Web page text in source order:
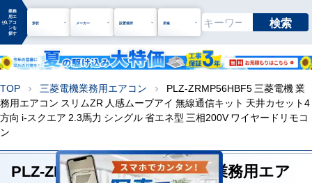
manage_search
業務
用エ
アコ
ンを
探す
形状 メーカー 設置場所 用途 検索
TOP chevron_right 三菱電機業務用エアコン chevron_right
PLZ-ZRMP56HBF5 三菱電機 業
務用エアコン スリムZR 人感ムーブアイ 無線通信キット 天井カセット4
方向 i-スクエア 2.3馬力 シングル 省エネ型 三相200V ワイヤードリモコ
ン
PLZ-ZRMP56HBF5 三菱電機 業務用エア